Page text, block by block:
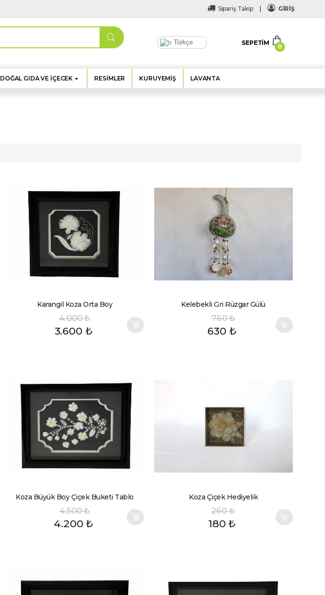
Sipariş Takip GİRİŞ
Türkçe SEPETIM
0
DOĞAL GIDA VE İÇECEK RESIMLER KURUYEMIŞ LAVANTA
Karangil Koza Orta Boy
4.000₺
3.600 ₺
Kelebekli Gri Rüzgar Gülü
760₺
630 ₺
Koza Büyük Boy Çiçek Buketi Tablo
4.500₺
4.200₺
Koza Çiçek Hediyelik
260₺
180₺